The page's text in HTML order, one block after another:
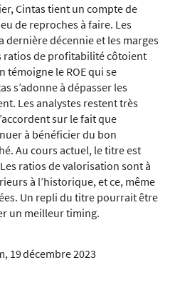
Cintas tient un compte de
de reproches à faire. Les
dernière décennie et les marges
ratios de profitabilité côtoient
témoigne le ROE qui se
s’adonne à dépasser les
Les analystes restent très
sur le fait que
à bénéficier du bon
Au cours actuel, le titre est
ratios de valorisation sont à
à l’historique, et ce, même
Un repli du titre pourrait être
un meilleur timing.
19 décembre 2023